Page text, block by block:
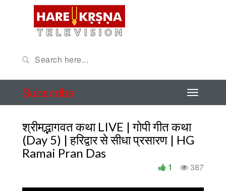
Subscribe
श्रीमद्भागवत कथा LIVE | गोपी गीत कथा
(Day 5) | हरिद्वार से सीधा प्रसारण | HG
Ramai Pran Das
387
1